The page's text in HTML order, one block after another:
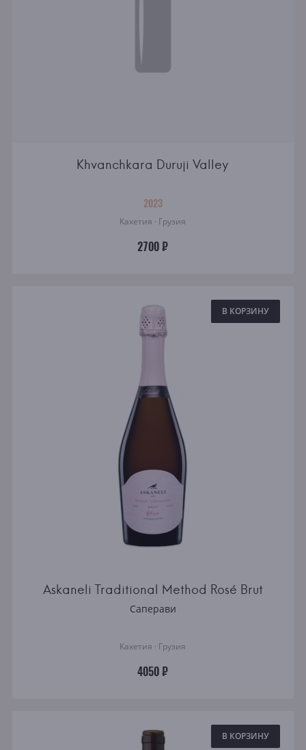
Khvanchkara Duruji Valley
2023
Кахетия · Грузия
2700 ₽
В КОРЗИНУ
​Askaneli Traditional Method Rosé Brut
Саперави
Кахетия · Грузия
4050 ₽
В КОРЗИНУ